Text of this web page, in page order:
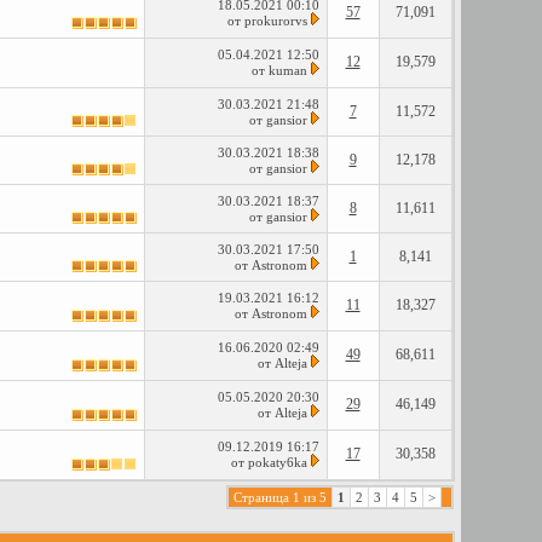
18.05.2021 00:10
от prokurorvs 57 71,091
05.04.2021 12:50
от kuman 12 19,579
30.03.2021 21:48
от gansior 7 11,572
30.03.2021 18:38
от gansior 9 12,178
30.03.2021 18:37
от gansior 8 11,611
30.03.2021 17:50
от Astronom 1 8,141
19.03.2021 16:12
от Astronom 11 18,327
16.06.2020 02:49
от Alteja 49 68,611
05.05.2020 20:30
от Alteja 29 46,149
09.12.2019 16:17
от pokaty6ka 17 30,358
Страница 1 из 5 1 2 3 4 5 >